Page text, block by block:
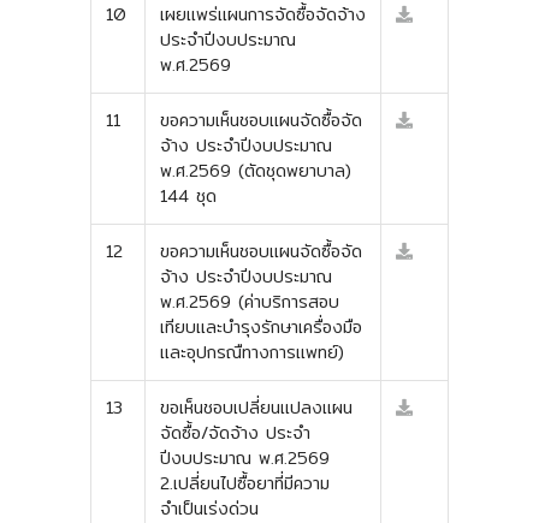
10
เผยแพร่แผนการจัดซื้อจัดจ้าง
ประจำปีงบประมาณ
พ.ศ.2569
11
ขอความเห็นชอบแผนจัดซื้อจัด
จ้าง ประจำปีงบประมาณ
พ.ศ.2569 (ตัดชุดพยาบาล)
144 ชุด
12
ขอความเห็นชอบแผนจัดซื้อจัด
จ้าง ประจำปีงบประมาณ
พ.ศ.2569 (ค่าบริการสอบ
เทียบและบำรุงรักษาเครื่องมือ
และอุปกรณืทางการแพทย์)
13
ขอเห็นชอบเปลี่ยนแปลงแผน
จัดซื้อ/จัดจ้าง ประจำ
ปีงบประมาณ พ.ศ.2569
2.เปลี่ยนไปซื้อยาที่มีความ
จำเป็นเร่งด่วน